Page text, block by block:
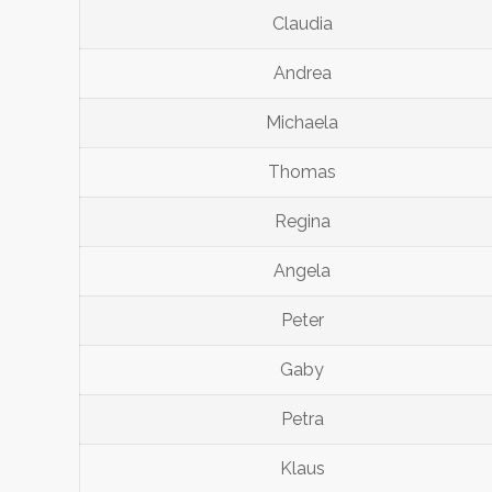
Claudia
Andrea
Michaela
Thomas
Regina
Angela
Peter
Gaby
Petra
Klaus